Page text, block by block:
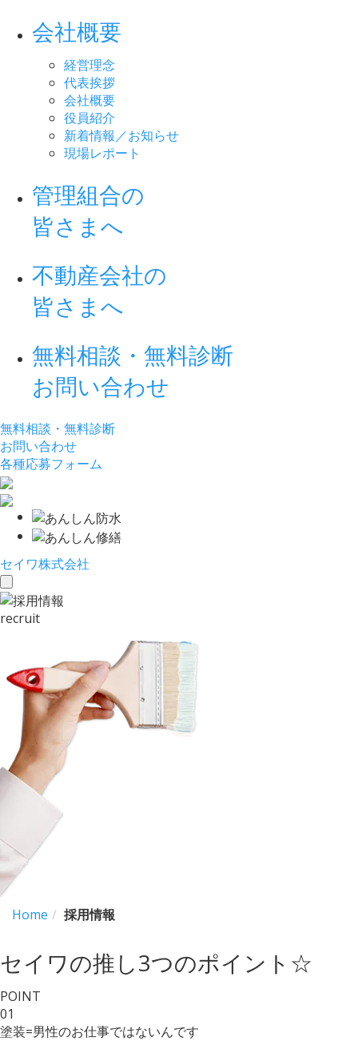
会社概要
経営理念
代表挨拶
会社概要
役員紹介
新着情報／お知らせ
現場レポート
管理組合の
皆さまへ
不動産会社の
皆さまへ
無料相談・無料診断
お問い合わせ
無料相談・無料診断
お問い合わせ
各種応募フォーム
セイワ株式会社
toggle
navigation
recruit
Home 採用情報
セイワの推し3つのポイント☆
POINT
01
塗装=男性のお仕事ではないんです